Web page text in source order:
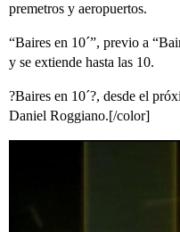
premetros y aeropuertos.
“Baires en 10´”, previo a
y se extiende hasta las 10.
?Baires en 10´?, desde el
Daniel Roggiano.[/color]